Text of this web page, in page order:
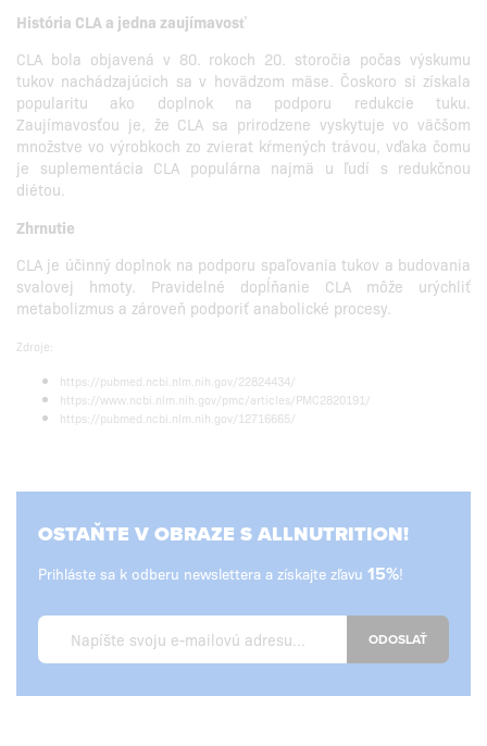
História CLA a jedna zaujímavosť
CLA bola objavená v 80. rokoch 20. storočia počas výskumu
tukov nachádzajúcich sa v hovädzom mäse. Čoskoro si získala
popularitu ako doplnok na podporu redukcie tuku.
Zaujímavosťou je, že CLA sa prirodzene vyskytuje vo väčšom
množstve vo výrobkoch zo zvierat kŕmených trávou, vďaka čomu
je suplementácia CLA populárna najmä u ľudí s redukčnou
diétou.
Zhrnutie
CLA je účinný doplnok na podporu spaľovania tukov a budovania
svalovej hmoty. Pravidelné dopĺňanie CLA môže urýchliť
metabolizmus a zároveň podporiť anabolické procesy.
Zdroje:
https://pubmed.ncbi.nlm.nih.gov/22824434/
https://www.ncbi.nlm.nih.gov/pmc/articles/PMC2820191/
https://pubmed.ncbi.nlm.nih.gov/12716665/
OSTAŇTE V OBRAZE S ALLNUTRITION!
Prihláste sa k odberu newslettera a získajte zľavu 15%!
ODOSLAŤ